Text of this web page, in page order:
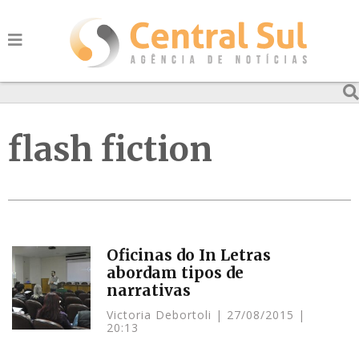
flash fiction
Oficinas do In Letras
abordam tipos de
narrativas
Victoria Debortoli
27/08/2015
20:13